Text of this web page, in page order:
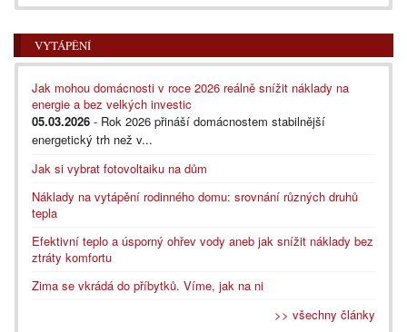
VYTÁPĚNÍ
Jak mohou domácnosti v roce 2026 reálně snížit náklady na
energie a bez velkých investic
05.03.2026 - Rok 2026 přináší domácnostem stabilnější
energetický trh než v...
Jak si vybrat fotovoltaiku na dům
Náklady na vytápění rodinného domu: srovnání různých druhů
tepla
Efektivní teplo a úsporný ohřev vody aneb jak snížit náklady bez
ztráty komfortu
Zima se vkrádá do příbytků. Víme, jak na ni
>> všechny články